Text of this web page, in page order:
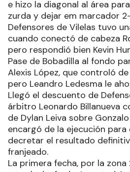
e hizo la diagonal al área
zurda y dejar em marcador
Defensores de Vilelas tuvo
cuando conectó de cabeza
pero respondió bien Kevin
Pase de Bobadilla al fondo
Alexis López, que controló
pero Leandro Ledesma le
Llegó el descuento de
árbitro Leonardo Billanueva
de Dylan Leiva sobre
encargó de la ejecución
decretar el resultado
franjeado.
La primera fecha, por la zona